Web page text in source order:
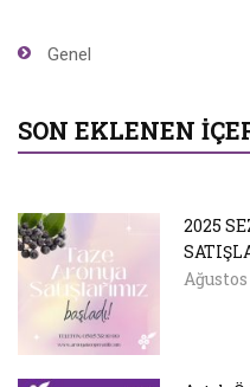
Genel
SON EKLENEN
2025
Ağustos